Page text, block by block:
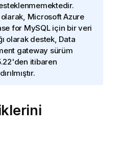
Microsoft Azure
for MySQL için bir veri
olarak destek, Data
gateway sürüm
itibaren